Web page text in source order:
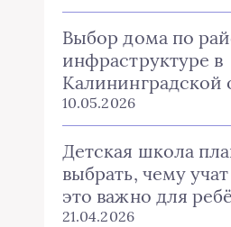
Выбор дома по
инфраструктуре в
Калининградской
10.05.2026
Детская школа
выбрать, чему
это важно для
21.04.2026